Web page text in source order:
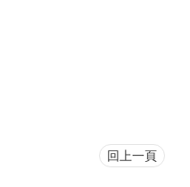
回上一頁